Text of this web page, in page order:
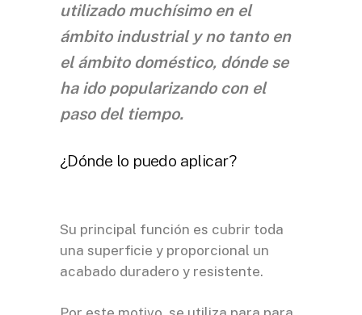
utilizado muchísimo en el
ámbito industrial y no tanto en
el ámbito doméstico, dónde se
ha ido popularizando con el
paso del tiempo.
¿Dónde lo puedo aplicar?
Su principal función es cubrir toda
una superficie y proporcional un
acabado duradero y resistente.